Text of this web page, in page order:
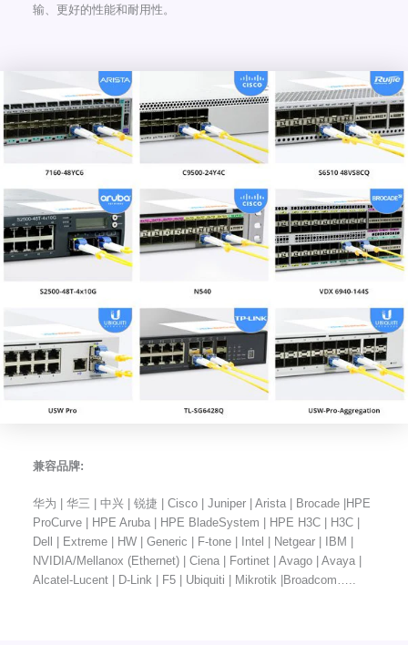
输、更好的性能和耐用性。
兼容品牌:
华为 | 华三 | 中兴 | 锐捷 | Cisco | Juniper | Arista | Brocade |HPE
ProCurve | HPE Aruba | HPE BladeSystem | HPE H3C | H3C |
Dell | Extreme | HW | Generic | F-tone | Intel | Netgear | IBM |
NVIDIA/Mellanox (Ethernet) | Ciena | Fortinet | Avago | Avaya |
Alcatel-Lucent | D-Link | F5 | Ubiquiti | Mikrotik |Broadcom…..